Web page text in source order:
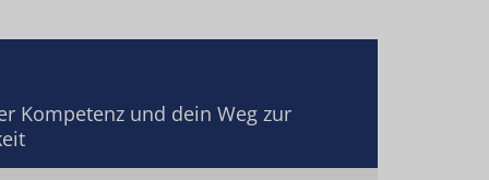
Kompetenz und dein Weg zur